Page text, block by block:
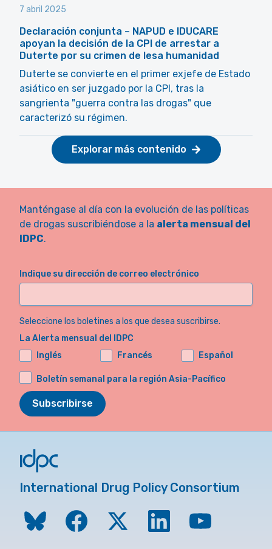
7 abril 2025
Declaración conjunta – NAPUD e IDUCARE
apoyan la decisión de la CPI de arrestar a
Duterte por su crimen de lesa humanidad
Duterte se convierte en el primer exjefe de Estado
asiático en ser juzgado por la CPI, tras la
sangrienta "guerra contra las drogas" que
caracterizó su régimen.
Explorar más contenido
Manténgase al día con la evolución de las políticas
de drogas suscribiéndose a la alerta mensual del
IDPC.
Indique su dirección de correo electrónico
Seleccione los boletines a los que desea suscribirse.
La Alerta mensual del IDPC
Inglés
Francés Español
Boletín semanal para la región Asia-Pacífico
Subscribirse
International Drug Policy Consortium